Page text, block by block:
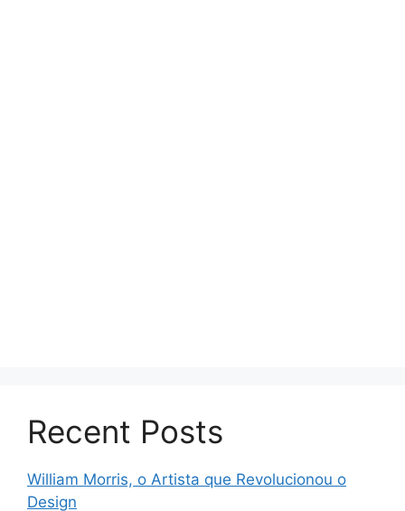
Recent Posts
William Morris, o Artista que Revolucionou o
Design